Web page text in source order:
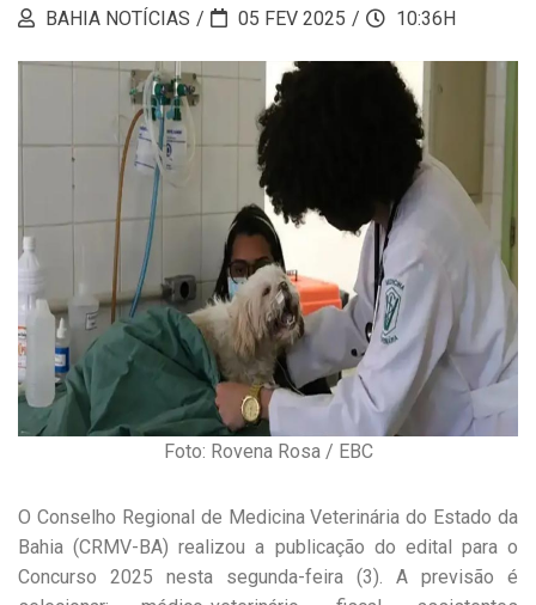
BAHIA NOTÍCIAS 05 FEV 2025 10:36H
Foto: Rovena Rosa / EBC
O Conselho Regional de Medicina Veterinária do Estado da
Bahia (CRMV-BA) realizou a publicação do edital para o
Concurso 2025 nesta segunda-feira (3). A previsão é